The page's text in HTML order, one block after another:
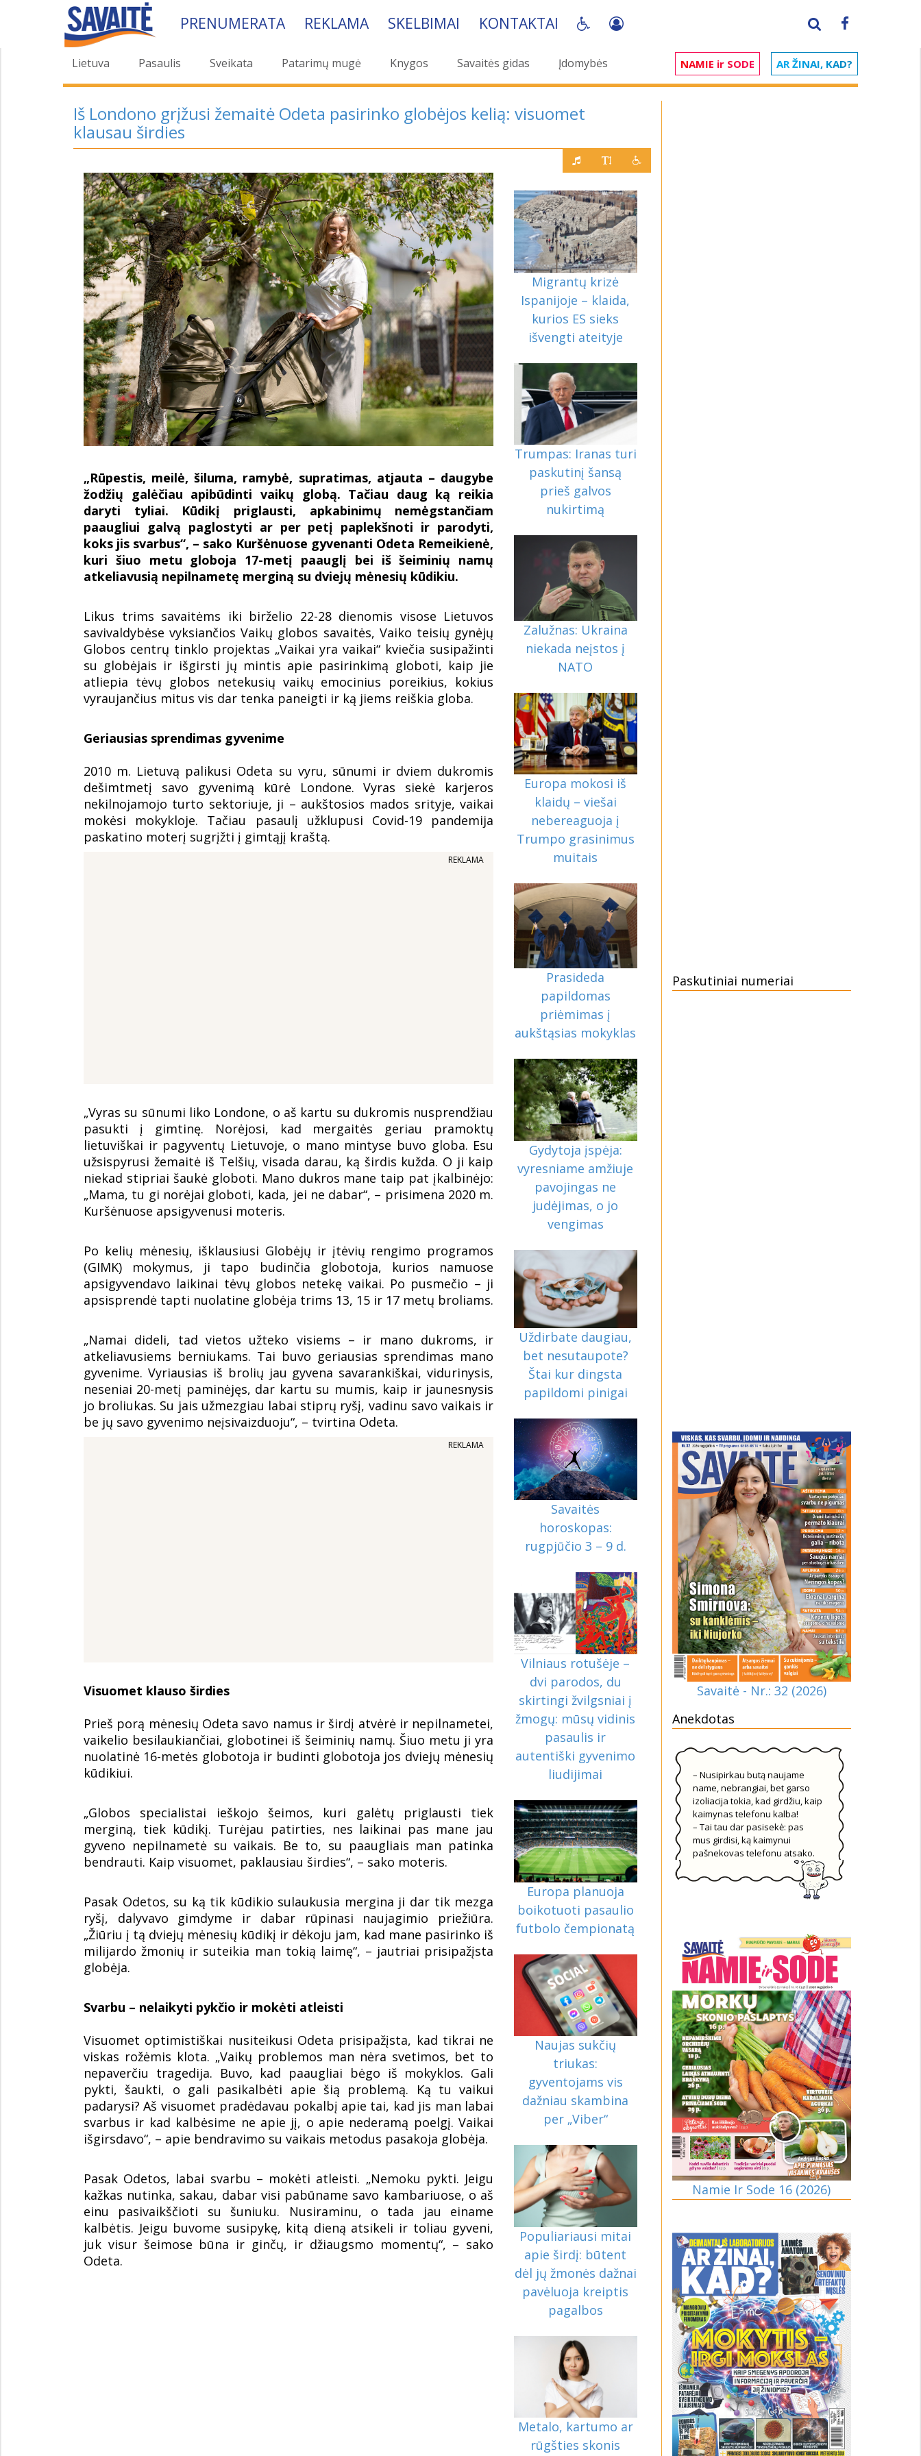
PRENUMERATA REKLAMA SKELBIMAI KONTAKTAI
Lietuva Pasaulis Sveikata Patarimų mugė Knygos Savaitės gidas Įdomybės NAMIE ir SODE AR ŽINAI, KAD?
Iš Londono grįžusi žemaitė Odeta pasirinko globėjos kelią: visuomet
klausau širdies
„Rūpestis, meilė, šiluma, ramybė, supratimas, atjauta – daugybe
žodžių galėčiau apibūdinti vaikų globą. Tačiau daug ką reikia
daryti tyliai. Kūdikį priglausti, apkabinimų nemėgstančiam
paaugliui galvą paglostyti ar per petį paplekšnoti ir parodyti,
koks jis svarbus“, – sako Kuršėnuose gyvenanti Odeta Remeikienė,
kuri šiuo metu globoja 17-metį paauglį bei iš šeiminių namų
atkeliavusią nepilnametę merginą su dviejų mėnesių kūdikiu.
Likus trims savaitėms iki birželio 22-28 dienomis visose Lietuvos
savivaldybėse vyksiančios Vaikų globos savaitės, Vaiko teisių gynėjų
Globos centrų tinklo projektas „Vaikai yra vaikai“ kviečia susipažinti
su globėjais ir išgirsti jų mintis apie pasirinkimą globoti, kaip jie
atliepia tėvų globos netekusių vaikų emocinius poreikius, kokius
vyraujančius mitus vis dar tenka paneigti ir ką jiems reiškia globa.
Geriausias sprendimas gyvenime
2010 m. Lietuvą palikusi Odeta su vyru, sūnumi ir dviem dukromis
dešimtmetį savo gyvenimą kūrė Londone. Vyras siekė karjeros
nekilnojamojo turto sektoriuje, ji – aukštosios mados srityje, vaikai
mokėsi mokykloje. Tačiau pasaulį užklupusi Covid-19 pandemija
paskatino moterį sugrįžti į gimtąjį kraštą.
REKLAMA
„Vyras su sūnumi liko Londone, o aš kartu su dukromis nusprendžiau
pasukti į gimtinę. Norėjosi, kad mergaitės geriau pramoktų
lietuviškai ir pagyventų Lietuvoje, o mano mintyse buvo globa. Esu
užsispyrusi žemaitė iš Telšių, visada darau, ką širdis kužda. O ji kaip
niekad stipriai šaukė globoti. Mano dukros mane taip pat įkalbinėjo:
„Mama, tu gi norėjai globoti, kada, jei ne dabar“, – prisimena 2020 m.
Kuršėnuose apsigyvenusi moteris.
Po kelių mėnesių, išklausiusi Globėjų ir įtėvių rengimo programos
(GIMK) mokymus, ji tapo budinčia globotoja, kurios namuose
apsigyvendavo laikinai tėvų globos netekę vaikai. Po pusmečio – ji
apsisprendė tapti nuolatine globėja trims 13, 15 ir 17 metų broliams.
„Namai dideli, tad vietos užteko visiems – ir mano dukroms, ir
atkeliavusiems berniukams. Tai buvo geriausias sprendimas mano
gyvenime. Vyriausias iš brolių jau gyvena savarankiškai, vidurinysis,
neseniai 20-metį paminėjęs, dar kartu su mumis, kaip ir jaunesnysis
jo broliukas. Su jais užmezgiau labai stiprų ryšį, vadinu savo vaikais ir
be jų savo gyvenimo neįsivaizduoju“, – tvirtina Odeta.
REKLAMA
Visuomet klauso širdies
Prieš porą mėnesių Odeta savo namus ir širdį atvėrė ir nepilnametei,
vaikelio besilaukiančiai, globotinei iš šeiminių namų. Šiuo metu ji yra
nuolatinė 16-metės globotoja ir budinti globotoja jos dviejų mėnesių
kūdikiui.
„Globos specialistai ieškojo šeimos, kuri galėtų priglausti tiek
merginą, tiek kūdikį. Turėjau patirties, nes laikinai pas mane jau
gyveno nepilnametė su vaikais. Be to, su paaugliais man patinka
bendrauti. Kaip visuomet, paklausiau širdies“, – sako moteris.
Pasak Odetos, su ką tik kūdikio sulaukusia mergina ji dar tik mezga
ryšį, dalyvavo gimdyme ir dabar rūpinasi naujagimio priežiūra.
„Žiūriu į tą dviejų mėnesių kūdikį ir dėkoju jam, kad mane pasirinko iš
milijardo žmonių ir suteikia man tokią laimę“, – jautriai prisipažįsta
globėja.
Svarbu – nelaikyti pykčio ir mokėti atleisti
Visuomet optimistiškai nusiteikusi Odeta prisipažįsta, kad tikrai ne
viskas rožėmis klota. „Vaikų problemos man nėra svetimos, bet to
nepaverčiu tragedija. Buvo, kad paaugliai bėgo iš mokyklos. Gali
pykti, šaukti, o gali pasikalbėti apie šią problemą. Ką tu vaikui
padarysi? Aš visuomet pradėdavau pokalbį apie tai, kad jis man labai
svarbus ir kad kalbėsime ne apie jį, o apie nederamą poelgį. Vaikai
išgirsdavo“, – apie bendravimo su vaikais metodus pasakoja globėja.
Pasak Odetos, labai svarbu – mokėti atleisti. „Nemoku pykti. Jeigu
kažkas nutinka, sakau, dabar visi pabūname savo kambariuose, o aš
einu pasivaikščioti su šuniuku. Nusiraminu, o tada jau einame
kalbėtis. Jeigu buvome susipykę, kitą dieną atsikeli ir toliau gyveni,
juk visur šeimose būna ir ginčų, ir džiaugsmo momentų“, – sako
Odeta.
Migrantų krizė
Ispanijoje – klaida,
kurios ES sieks
išvengti ateityje
Trumpas: Iranas turi
paskutinį šansą
prieš galvos
nukirtimą
Zalužnas: Ukraina
niekada neįstos į
NATO
Europa mokosi iš
klaidų – viešai
nebereaguoja į
Trumpo grasinimus
muitais
Prasideda
papildomas
priėmimas į
aukštąsias mokyklas
Gydytoja įspėja:
vyresniame amžiuje
pavojingas ne
judėjimas, o jo
vengimas
Uždirbate daugiau,
bet nesutaupote?
Štai kur dingsta
papildomi pinigai
Savaitės
horoskopas:
rugpjūčio 3 – 9 d.
Vilniaus rotušėje –
dvi parodos, du
skirtingi žvilgsniai į
žmogų: mūsų vidinis
pasaulis ir
autentiški gyvenimo
liudijimai
Europa planuoja
boikotuoti pasaulio
futbolo čempionatą
Naujas sukčių
triukas:
gyventojams vis
dažniau skambina
per „Viber“
Populiariausi mitai
apie širdį: būtent
dėl jų žmonės dažnai
pavėluoja kreiptis
pagalbos
Metalo, kartumo ar
rūgšties skonis
Paskutiniai numeriai
Savaitė - Nr.: 32 (2026)
Anekdotas
– Nusipirkau butą naujame
name, nebrangiai, bet garso
izoliacija tokia, kad girdžiu, kaip
kaimynas telefonu kalba!
– Tai tau dar pasisekė: pas
mus girdisi, ką kaimynui
pašnekovas telefonu atsako.
Namie Ir Sode 16 (2026)